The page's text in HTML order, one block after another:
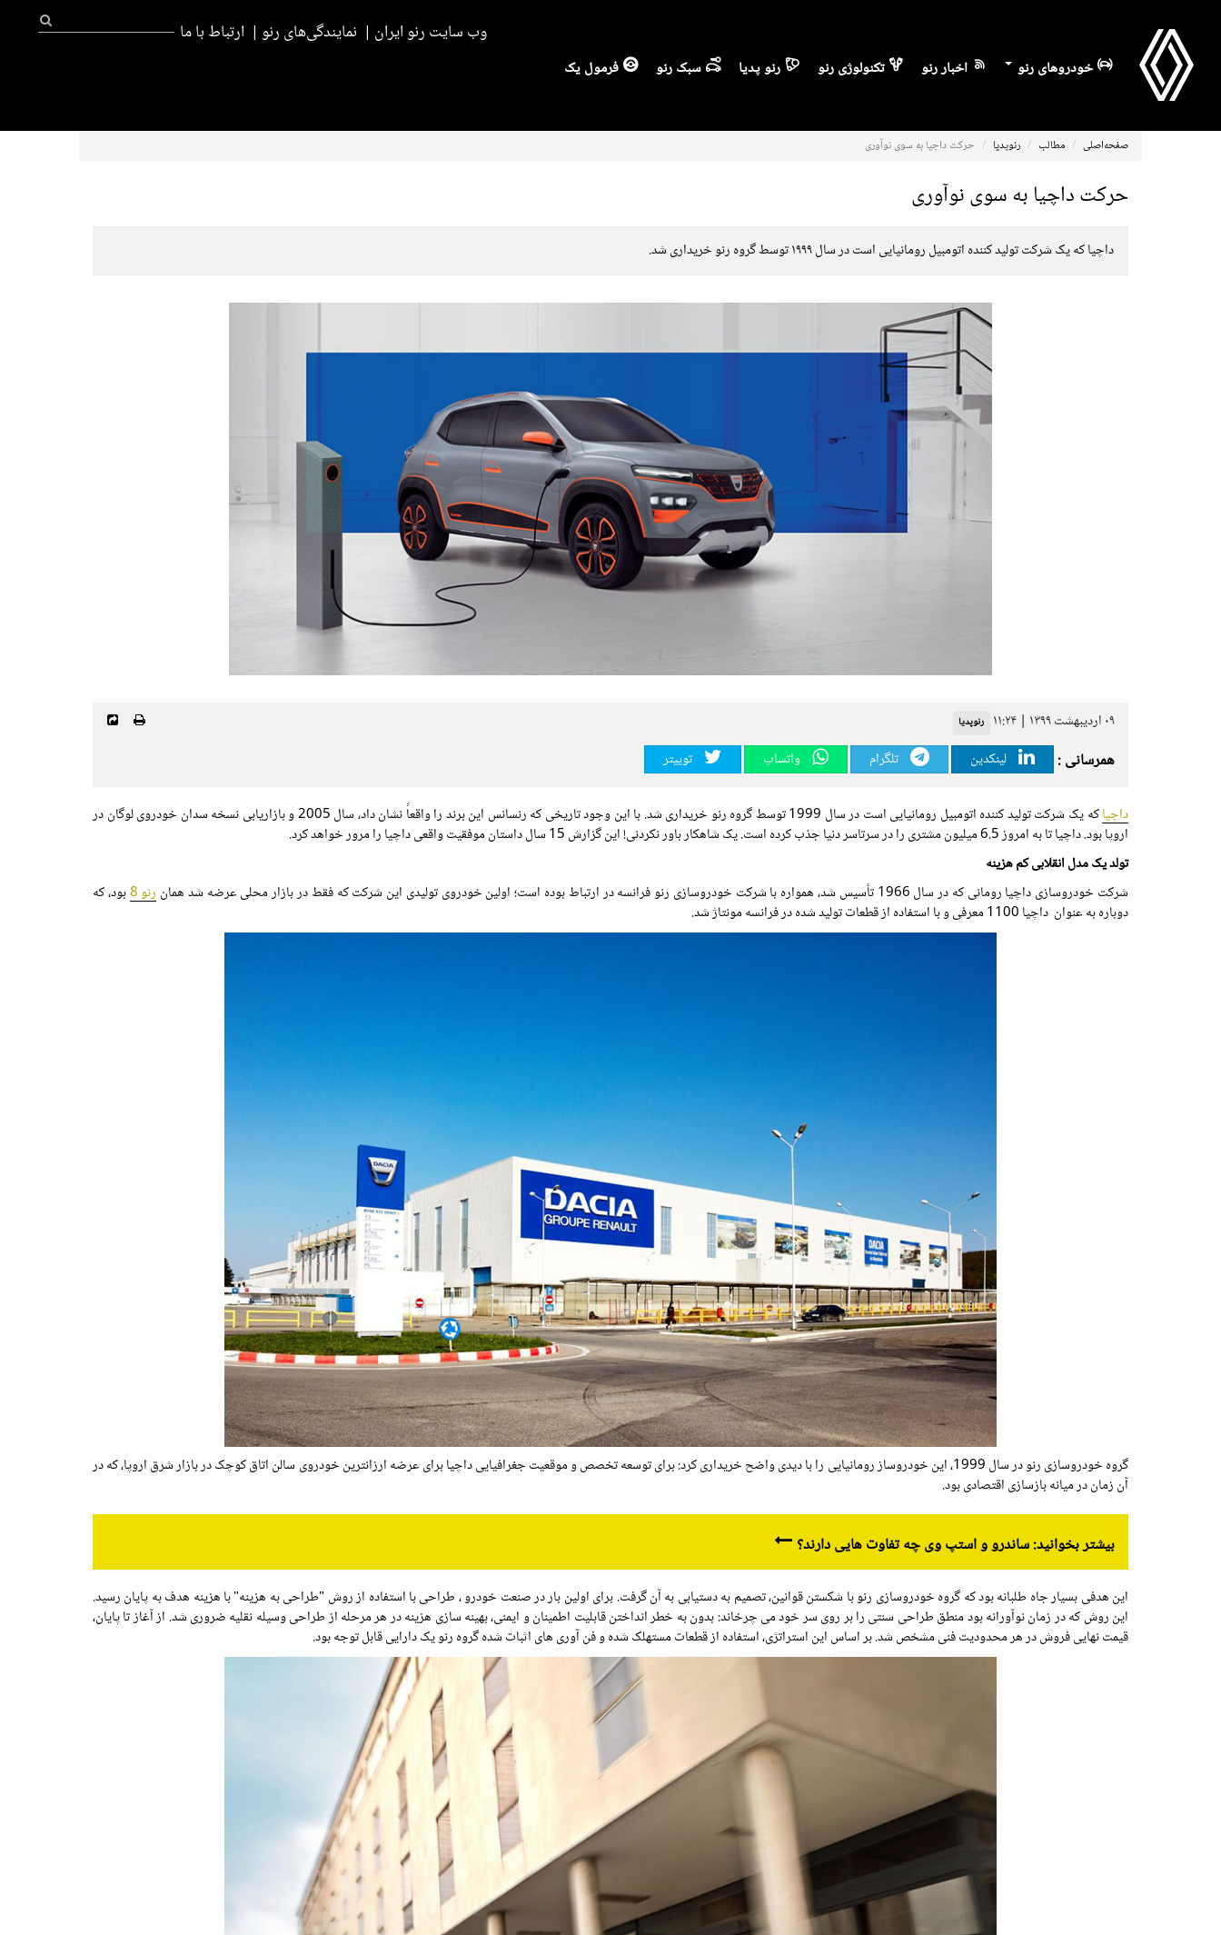
وب سایت رنو ایران نمایندگی‌های رنو ارتباط با ما
خودروهای رنو اخبار رنو تکنولوژی رنو رنو پدیا سبک رنو فرمول یک
صفحه‌اصلی مطالب رنوپدیا حرکت داچیا به سوی نوآوری
حرکت داچیا به سوی نوآوری
داچیا که یک شرکت تولید کننده اتومبیل رومانیایی است در سال ۱۹۹۹ توسط گروه رنو خریداری شد.
۰۹ اردیبهشت ۱۳۹۹ | ۱۱:۲۴ رنوپدیا
همرسانی : لینکدین تلگرام واتساپ توییتر
داچیا
که یک شرکت تولید کننده اتومبیل رومانیایی است در سال 1999 توسط گروه رنو خریداری شد. با این وجود تاریخی که رنسانس این برند را واقعاً نشان داد، سال 2005 و بازاریابی نسخه سدان خودروی لوگان در
اروپا بود. داچیا تا به امروز 6.5 میلیون مشتری را در سرتاسر دنیا جذب کرده است. یک شاهکار باور نکردنی! این گزارش 15 سال داستان موفقیت واقعی داچیا را مرور خواهد کرد.
تولد یک مدل انقلابی کم هزینه
شرکت خودروسازی داچیا رومانی که در سال 1966 تأسیس شد، همواره با شرکت خودروسازی رنو فرانسه در ارتباط بوده است؛ اولین خودروی تولیدی این شرکت که فقط در بازار محلی عرضه شد همان
رنو 8
بود، که
دوباره به عنوان داچیا 1100 معرفی و با استفاده از قطعات تولید شده در فرانسه مونتاژ شد.
گروه خودروسازی رنو در سال 1999، این خودروساز رومانیایی را با دیدی واضح خریداری کرد: برای توسعه تخصص و موقعیت جغرافیایی داچیا برای عرضه ارزانترین خودروی سالن اتاق کوچک در بازار شرق اروپا، که در
آن زمان در میانه بازسازی اقتصادی بود.
بیشتر بخوانید: ساندرو و استپ وی چه تفاوت هایی دارند؟
این هدفی بسیار جاه طلبانه بود که گروه خودروسازی رنو با شکستن قوانین، تصمیم به دستیابی به آن گرفت. برای اولین بار در صنعت خودرو ، طراحی با استفاده از روش "طراحی به هزینه" با هزینه هدف به پایان رسید.
این روش که در زمان نوآورانه بود منطق طراحی سنتی را بر روی سر خود می چرخاند: بدون به خطر انداختن قابلیت اطمینان و ایمنی، بهینه سازی هزینه در هر مرحله از طراحی وسیله نقلیه ضروری شد. از آغاز تا پایان،
قیمت نهایی فروش در هر محدودیت فنی مشخص شد. بر اساس این استراتژی، استفاده از قطعات مستهلک شده و فن آوری های اثبات شده گروه رنو یک دارایی قابل توجه بود.